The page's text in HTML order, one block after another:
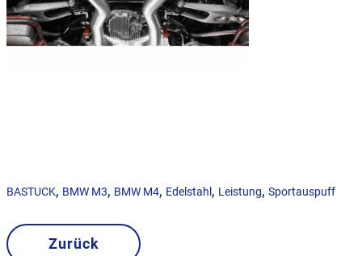
BASTUCK, BMW M3, BMW M4, Edelstahl, Leistung, Sportauspuff
Zurück